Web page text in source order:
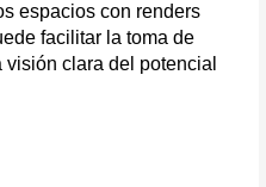
espacios con renders
facilitar la toma de
clara del potencial